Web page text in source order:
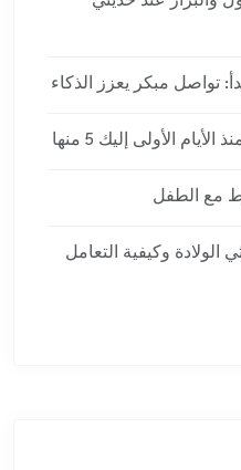
تواصل مبكر يعزز الذكاء
الأولى إليك 5 منها
الولادة وكيفية التعامل